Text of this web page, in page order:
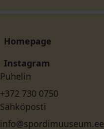
Homepage
Instagram
Puhelin
+372 730 0750
Sähköposti
info@spordimuuseum.ee